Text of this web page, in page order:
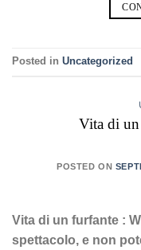
Posted in Uncategorized
Vita di
POSTED ON
Vita di un furfante :
spettacolo, e non